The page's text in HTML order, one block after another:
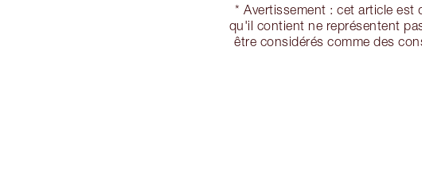
* Avertissement : cet article est
qu'il contient ne représentent
être considérés comme des